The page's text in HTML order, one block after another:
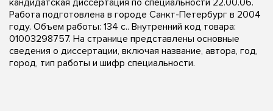
Работа подготовлена в городе Санкт-Петербург в 2004
году. Объем работы: 134 с.. Внутренний код товара:
01003298757. На странице представлены основные
сведения о диссертации, включая название, автора, год,
город, тип работы и шифр специальности.